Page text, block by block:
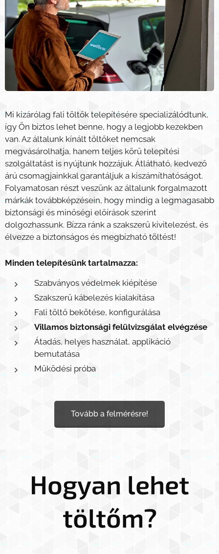
Mi kizárólag fali töltők telepítésére specializálódtunk,
így Ön biztos lehet benne, hogy a legjobb kezekben
van. Az általunk kínált töltőket nemcsak
megvásárolhatja, hanem teljes körű telepítési
szolgáltatást is nyújtunk hozzájuk. Átlátható, kedvező
árú csomagjainkkal garantáljuk a kiszámíthatóságot.
Folyamatosan részt veszünk az általunk forgalmazott
márkák továbbképzésein, hogy mindig a legmagasabb
biztonsági és minőségi előírások szerint
dolgozhassunk. Bízza ránk a szakszerű kivitelezést, és
élvezze a biztonságos és megbízható töltést!
Minden telepítésünk tartalmazza:
Szabványos védelmek kiépítése
Szakszerű kábelezés kialakítása
Fali töltő bekötése, konfigurálása
Villamos biztonsági felülvizsgálat elvégzése
Átadás, helyes használat, applikáció
bemutatása
Működési próba
Tovább a felmérésre!
Hogyan lehet
töltőm?